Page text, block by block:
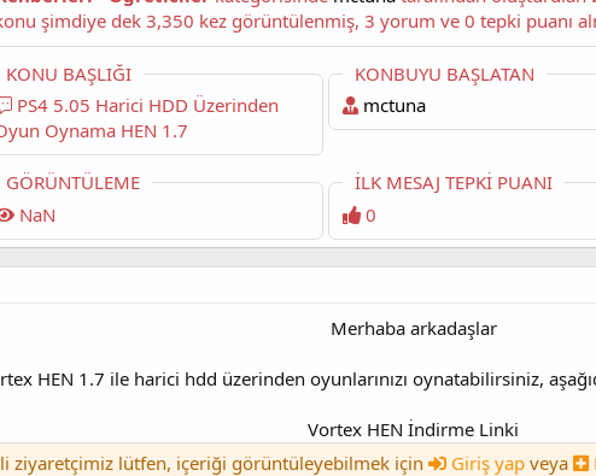
başlıklı konuyu okuyorsunuz. Bu konu şimdiye dek 3,350 kez görüntülenmiş, 3 yorum ve
KONU BAŞLIĞI
PS4 5.05 Harici HDD Üzerinden
Oynama HEN 1.7
KONBUYU BAŞLATAN
mctuna
GÖRÜNTÜLEME
NaN
İLK MESAJ TEPKI PUANI
0
Merhaba arkadaşlar
HEN 1.7 ile harici hdd üzerinden oyunlarınızı oynatabilirsiniz,
Vortex HEN İndirme Linki
ziyaretçimiz lütfen, içeriği görüntüleyebilmek için
Giriş yap veya